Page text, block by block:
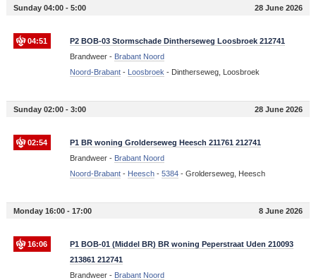
Sunday 04:00 - 5:00 28 June 2026
04:51
P2 BOB-03 Stormschade Dintherseweg Loosbroek 212741
Brandweer - Brabant Noord
Noord-Brabant- Loosbroek - Dintherseweg, Loosbroek
Sunday 02:00 - 3:00 28 June 2026
02:54
P1 BR woning Grolderseweg Heesch 211761 212741
Brandweer - Brabant Noord
Noord-Brabant- Heesch- 5384- Grolderseweg, Heesch
Monday 16:00 - 17:00 8 June 2026
16:06
P1 BOB-01 (Middel BR) BR woning Peperstraat Uden 210093
213861 212741
Brandweer - Brabant Noord